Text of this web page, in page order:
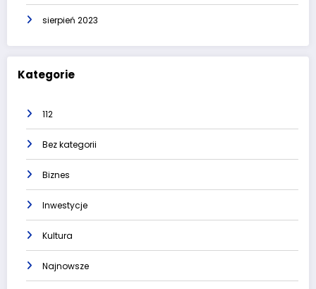
sierpień 2023
Kategorie
112
Bez kategorii
Biznes
Inwestycje
Kultura
Najnowsze